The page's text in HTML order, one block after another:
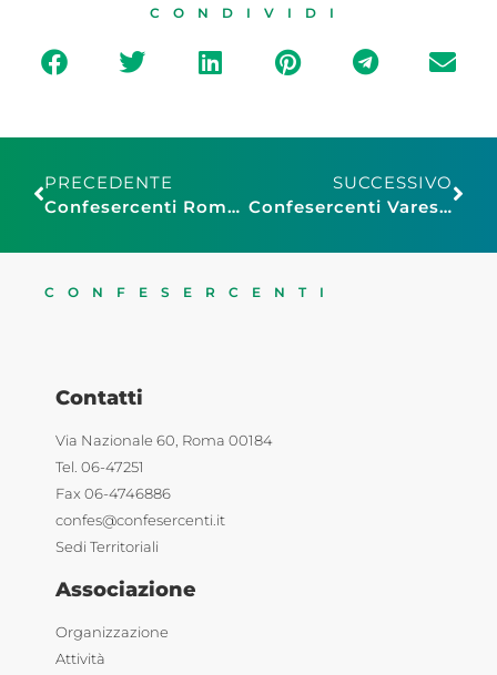
CONDIVIDI
PRECEDENTE
Confesercenti Roma dona l’albero di Natale a Piazza Risorgimento
SUCCESSIVO
Confesercenti Varese incontra il Sindaco di Malnate: azioni condivise e supporto alle imprese
CONFESERCENTI
Contatti
Via Nazionale 60, Roma 00184
Tel. 06-47251
Fax 06-4746886
confes@confesercenti.it
Sedi Territoriali
Associazione
Organizzazione
Attività